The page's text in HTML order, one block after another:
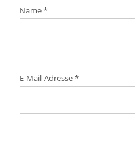
Name*
E-Mail-Adresse*